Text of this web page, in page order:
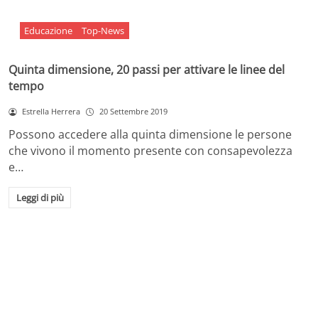
Educazione Top-News
Quinta dimensione, 20 passi per attivare le linee del
tempo
Estrella Herrera 20 Settembre 2019
Possono accedere alla quinta dimensione le persone
che vivono il momento presente con consapevolezza
e…
Leggi di più